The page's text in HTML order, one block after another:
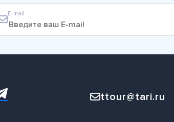
E-mail
ttour@tari.ru